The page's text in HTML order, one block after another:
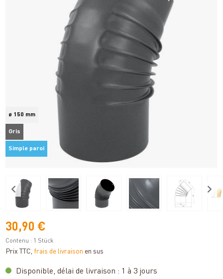
ø 150 mm
Gris
Simple paroi
30,90 €
Contenu : 1 Stück
Prix TTC, frais de livraison en sus
Disponible, délai de livraison : 1 à 3 jours